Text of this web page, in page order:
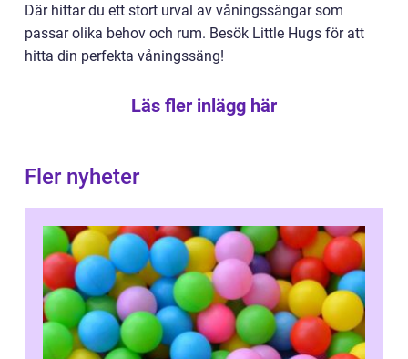
Där hittar du ett stort urval av våningssängar som
passar olika behov och rum. Besök Little Hugs för att
hitta din perfekta våningssäng!
Läs fler inlägg här
Fler nyheter